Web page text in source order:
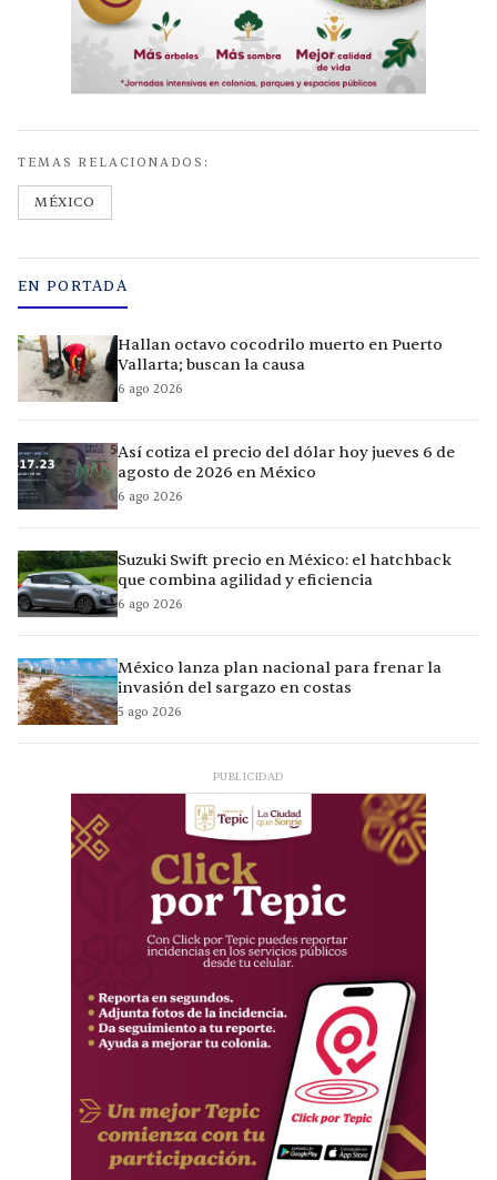
TEMAS RELACIONADOS:
MÉXICO
EN PORTADA
Hallan octavo cocodrilo muerto en Puerto
Vallarta; buscan la causa
6 ago 2026
Así cotiza el precio del dólar hoy jueves 6 de
agosto de 2026 en México
6 ago 2026
Suzuki Swift precio en México: el hatchback
que combina agilidad y eficiencia
6 ago 2026
México lanza plan nacional para frenar la
invasión del sargazo en costas
5 ago 2026
PUBLICIDAD